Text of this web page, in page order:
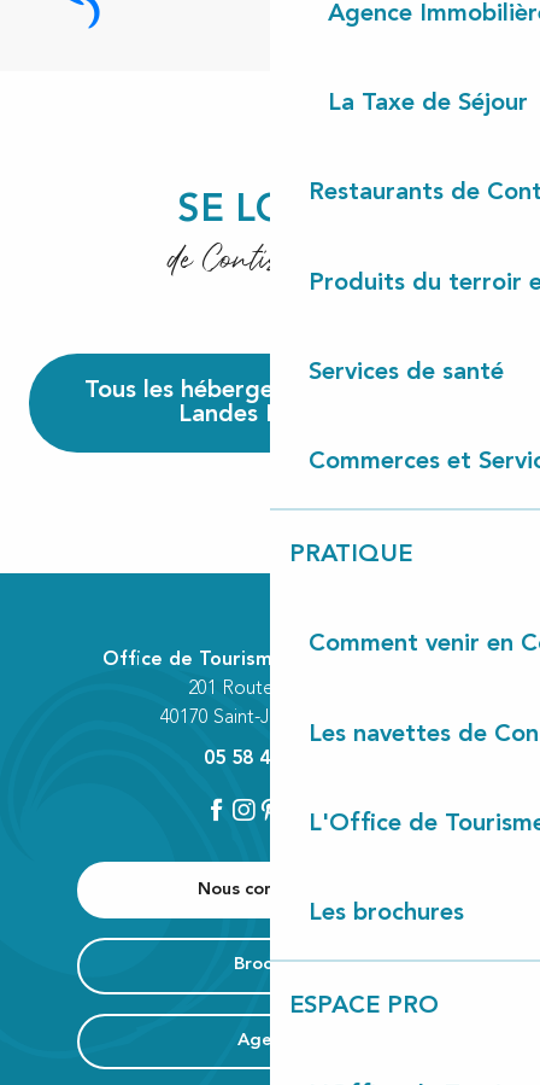
Agence
La Taxe de Séjour
Restaurants de
Produits du terroir
Services de santé
Commerces et
PRATIQUE
Comment venir en
Les navettes de
L'Office de
Les brochures
ESPACE PRO
SE LOGER
de Contis à Léon
Chambre d’hôtes
Hôtel
Hébergement insolite
Tous les hébergements en Côte
Landes Nature
Nous contacter
Brochure
Agenda
Office de Tourisme Communautaire
201 Route des Lacs
40170 Saint-Julien-en-Born
05 58 42 89 80